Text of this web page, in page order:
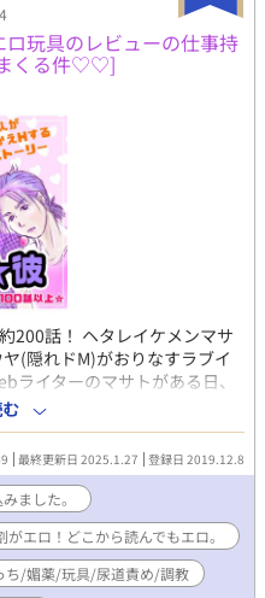
私の中でいくつかあるので
現在準備中です。 詳しい更新
たらゼヒまた覗いてやってく
玩具のレビューの仕事持
くる件♡♡]
200話！ ヘタレイケメンマサ
(隠れドM)がおりなすラブイ
イターのマサトがある日、
てきて、、。押しに弱い敏感
、どんどんエッチな体験をし
凌辱、コスプレ、玩具、媚薬
リーが盛り沢山！ ＊＊＊＊ 攻
かりものだが、押しに弱いか
ストーリー無いんで、頭すっ
全開でエロをどんどん量産し
なる、愛あるドエロを目指し
沢山♡ よろしくお願いしま
最終更新日 2025.1.27 登録日 2019.12.8
ました。
がエロ！どこから読んでもエロ。
ち/媚薬/玩具/尿道責め/調教